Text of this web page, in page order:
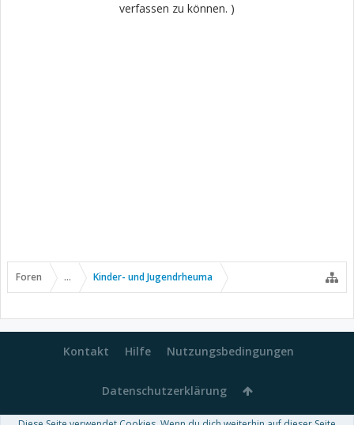
verfassen zu können. )
Foren ... Kinder- und Jugendrheuma
Kontakt Hilfe Nutzungsbedingungen
Datenschutzerklärung